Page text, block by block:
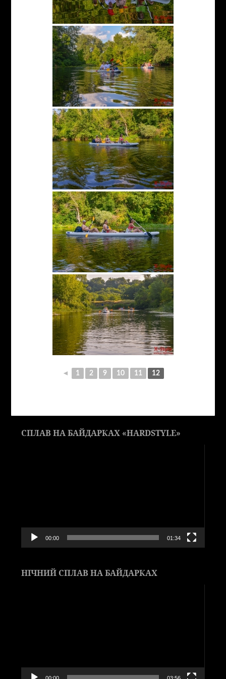
◄ 1 2 9 10 11 12
СПЛАВ НА БАЙДАРКАХ «HARDSTYLE»
00:00 01:34
НІЧНИЙ СПЛАВ НА БАЙДАРКАХ